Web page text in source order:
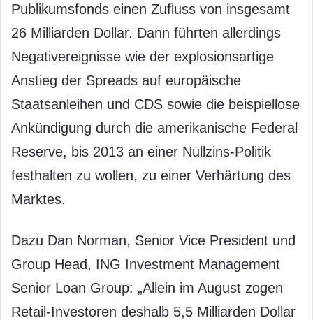
Publikumsfonds einen Zufluss von insgesamt
26 Milliarden Dollar. Dann führten allerdings
Negativereignisse wie der explosionsartige
Anstieg der Spreads auf europäische
Staatsanleihen und CDS sowie die beispiellose
Ankündigung durch die amerikanische Federal
Reserve, bis 2013 an einer Nullzins-Politik
festhalten zu wollen, zu einer Verhärtung des
Marktes.
Dazu Dan Norman, Senior Vice President und
Group Head, ING Investment Management
Senior Loan Group: „Allein im August zogen
Retail-Investoren deshalb 5,5 Milliarden Dollar